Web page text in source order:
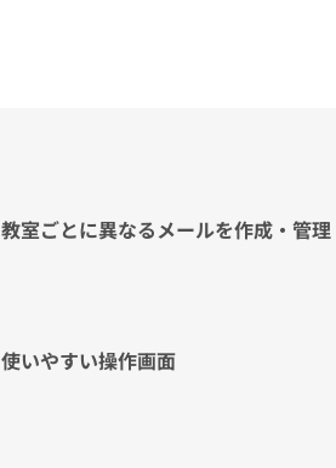
教室ごとに異なるメールを作成・管理
使いやすい操作画面